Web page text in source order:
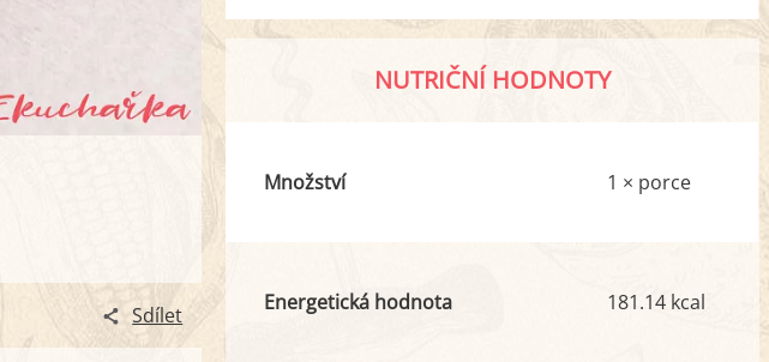
Sdílet
NUTRIČNÍ HODNOTY
Množství 1 × porce
Energetická hodnota 181.14 kcal